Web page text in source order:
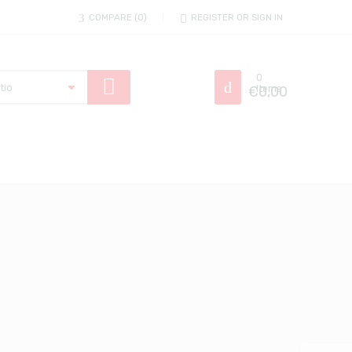
COMPARE 0 REGISTER OR SIGN IN
0
Items
€0,00